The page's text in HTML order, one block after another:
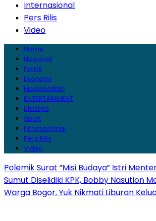
Internasional
Pers Rilis
Video
Home
Nasional
Politik
Ekonomi
Megapolitan
ENTERTAINMENT
Lifestyle
Sport
Internasional
Pers Rilis
Video
Polemik Surat “Misi Budaya” Istri
Sumut Diselidiki KPK, Bobby Nasution
Warga Bogor, Yuk Nikmati Liburan